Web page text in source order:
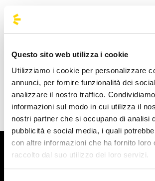
Questo sito web utilizza i cookie
Utilizziamo i cookie per personalizzare
annunci, per fornire funzionalità dei
analizzare il nostro traffico.
informazioni sul modo in cui utilizza il
nostri partner che si occupano di analisi
pubblicità e social media, i quali
con altre informazioni che ha fornito loro
raccolto dal suo utilizzo dei loro servizi.
Benvenuto nella pagina delle agenzie
BusForFun, per trovare rapidamente le
tutto il territorio italiano e anche da
come Spagna, Francia e Germania,
servizio unico, ovunque tu sia.